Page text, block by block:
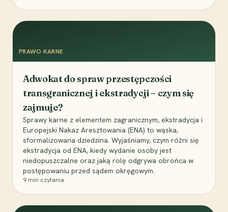
PRAWO KARNE
Adwokat do spraw przestępczości
transgranicznej i ekstradycji – czym się
zajmuje?
Sprawy karne z elementem zagranicznym, ekstradycja i
Europejski Nakaz Aresztowania (ENA) to wąska,
sformalizowana dziedzina. Wyjaśniamy, czym różni się
ekstradycja od ENA, kiedy wydanie osoby jest
niedopuszczalne oraz jaką rolę odgrywa obrońca w
postępowaniu przed sądem okręgowym.
9 min czytania